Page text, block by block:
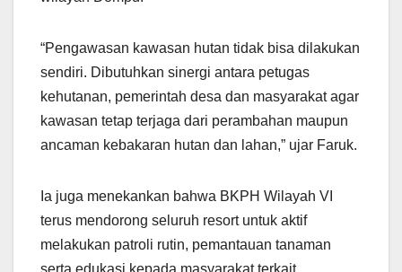
“Pengawasan kawasan hutan tidak bisa dilakukan
sendiri. Dibutuhkan sinergi antara petugas
kehutanan, pemerintah desa dan masyarakat agar
kawasan tetap terjaga dari perambahan maupun
ancaman kebakaran hutan dan lahan,” ujar Faruk.
Ia juga menekankan bahwa BKPH Wilayah VI
terus mendorong seluruh resort untuk aktif
melakukan patroli rutin, pemantauan tanaman
serta edukasi kepada masyarakat terkait